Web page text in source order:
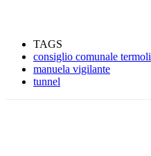
TAGS
consiglio comunale termoli
manuela vigilante
tunnel